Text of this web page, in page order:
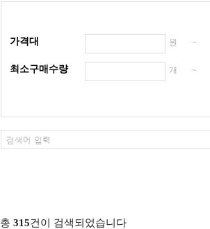
가격대 원 ~
최소구매수량 개 ~
총 315건이 검색되었습니다